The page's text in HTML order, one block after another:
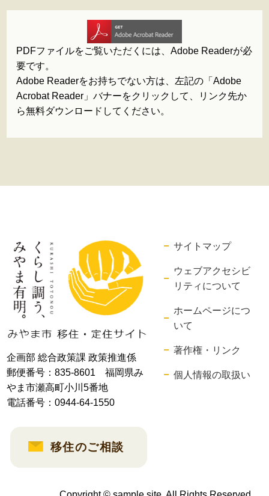
PDFファイルをご覧いただくには、Adobe Readerが必
要です。
Adobe Readerをお持ちでない方は、左記の「Adobe
Acrobat Reader」バナーをクリックして、リンク先か
ら無料ダウンロードしてください。
企画部 総合政策課 政策推進係
郵便番号：835-8601 福岡県み
やま市瀬高町小川5番地
電話番号：0944-64-1550
移住のご相談
サイトマップ
ウェブアクセシビ
リティについて
ホームページにつ
いて
著作権・リンク
個人情報の取扱い